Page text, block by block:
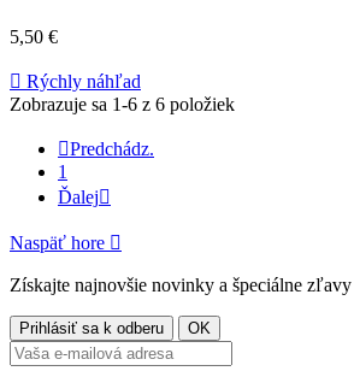
5,50 €
 Rýchly náhľad
Zobrazuje sa 1-6 z 6 položiek
Predchádz.
1
Ďalej
Naspäť hore 
Získajte najnovšie novinky a špeciálne zľavy